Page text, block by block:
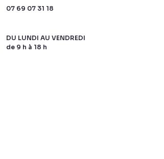
07 69 07 31 18
DU LUNDI AU VENDREDI
de 9 h à 18 h